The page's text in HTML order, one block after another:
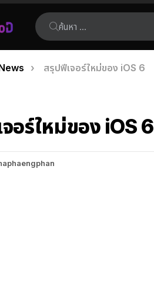
ค้นหา:
สรุปฟีเจอร์ใหม่ของ iOS 6
อร์ใหม่ของ iOS 6